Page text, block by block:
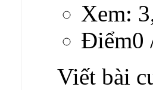
Xem:
Ðiểm0
Viết bài